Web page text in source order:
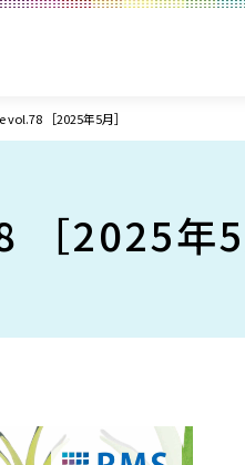
vol.78 ［2025年5月］
2025年5